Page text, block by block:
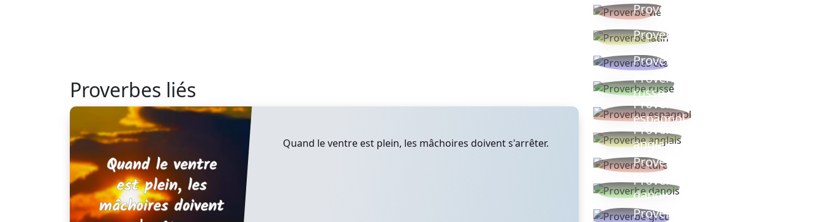
Proverbes liés
Quand le ventre est plein, les mâchoires doivent s'arrêter.
Proverbe vie
Proverbe latin
Proverbes ete
Proverbe
russe
Proverbe
espagnol
Proverbe
anglais
Proverbe turc
Proverbe
danois
Proverbe grec